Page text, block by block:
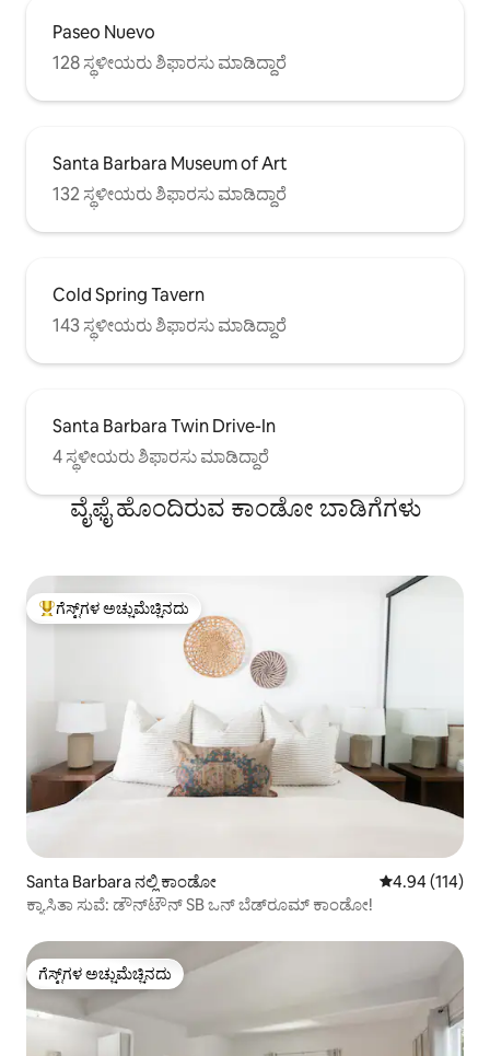
Paseo Nuevo
128 ಸ್ಥಳೀಯರು ಶಿಫಾರಸು ಮಾಡಿದ್ದಾರೆ
Santa Barbara Museum of Art
132 ಸ್ಥಳೀಯರು ಶಿಫಾರಸು ಮಾಡಿದ್ದಾರೆ
Cold Spring Tavern
143 ಸ್ಥಳೀಯರು ಶಿಫಾರಸು ಮಾಡಿದ್ದಾರೆ
Santa Barbara Twin Drive-In
4 ಸ್ಥಳೀಯರು ಶಿಫಾರಸು ಮಾಡಿದ್ದಾರೆ
ವೈಫೈ ಹೊಂದಿರುವ ಕಾಂಡೋ ಬಾಡಿಗೆಗಳು
ಗೆಸ್ಟ್‌ಗಳಿಗೆ ಅತಿ ಹೆಚ್ಚು ಅಚ್ಚುಮೆಚ್ಚಿನದು
ಗೆಸ್ಟ್‌ಗಳ ಅಚ್ಚುಮೆಚ್ಚಿನದು
Santa Barbara ನಲ್ಲಿ ಕಾಂಡೋ 5 ರಲ್ಲಿ 4.94
4.94 (114)
ಕ್ಯಾಸಿತಾ ಸುವೆ: ಡೌನ್‌ಟೌನ್ SB ಒನ್ ಬೆಡ್‌ರೂಮ್ ಕಾಂಡೋ!
ಗೆಸ್ಟ್‌ಗಳ ಅಚ್ಚುಮೆಚ್ಚಿನದು
ಗೆಸ್ಟ್‌ಗಳ ಅಚ್ಚುಮೆಚ್ಚಿನದು